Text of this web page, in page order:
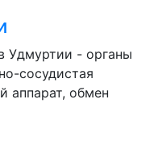
Удмуртии - органы
сосудистая
аппарат, обмен